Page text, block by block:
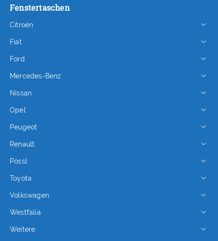
Fenstertaschen
Citroën
Fiat
Ford
Mercedes-Benz
Nissan
Opel
Peugeot
Renault
Pössl
Toyota
Volkswagen
Westfalia
Weitere